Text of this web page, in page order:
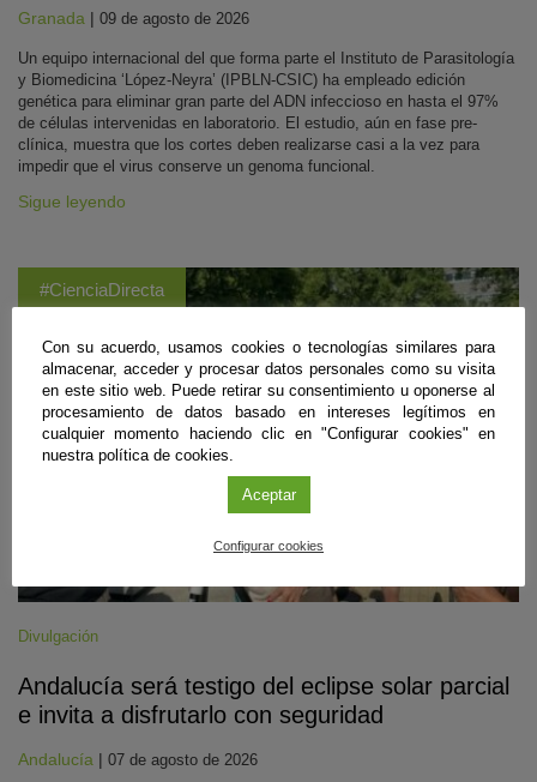
Granada | 09 de agosto de 2026
Un equipo internacional del que forma parte el Instituto de Parasitología
y Biomedicina ‘López-Neyra’ (IPBLN-CSIC) ha empleado edición
genética para eliminar gran parte del ADN infeccioso en hasta el 97%
de células intervenidas en laboratorio. El estudio, aún en fase pre-
clínica, muestra que los cortes deben realizarse casi a la vez para
impedir que el virus conserve un genoma funcional.
Sigue leyendo
#CienciaDirecta
Divulgación
Andalucía será testigo del eclipse solar parcial
e invita a disfrutarlo con seguridad
Andalucía | 07 de agosto de 2026
Con su acuerdo, usamos cookies o tecnologías similares para
almacenar, acceder y procesar datos personales como su visita
en este sitio web. Puede retirar su consentimiento u oponerse al
procesamiento de datos basado en intereses legítimos en
cualquier momento haciendo clic en "Configurar cookies" en
nuestra política de cookies.
Aceptar
Configurar cookies